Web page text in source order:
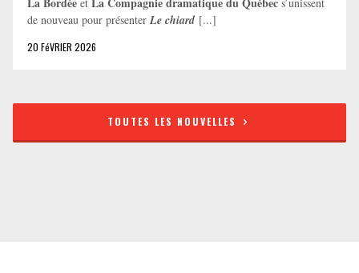
de nouveau pour présenter Le chiard [...]
20 FéVRIER 2026
TOUTES LES NOUVELLES